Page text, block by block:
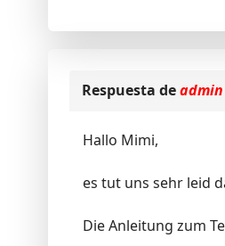
Respuesta deadmin
Hallo Mimi,
es tut uns sehr leid
Die Anleitung zum